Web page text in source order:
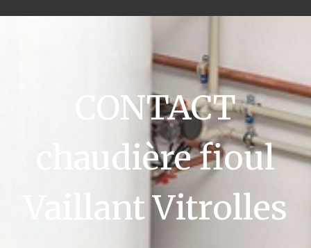
CONTACT
chaudière fioul
Vaillant Vitrolles